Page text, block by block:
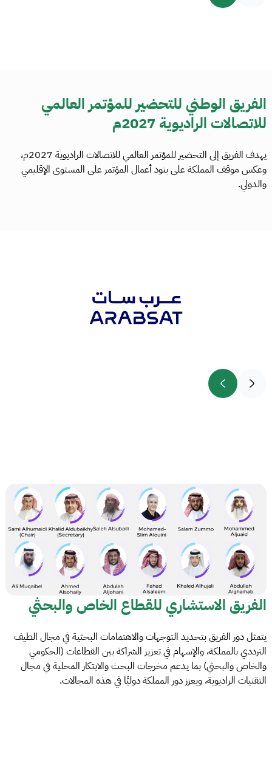
الفريق الوطني للتحضير للمؤتمر العالمي
للاتصالات الراديوية 2027م
يهدف الفريق إلى التحضير للمؤتمر العالمي للاتصالات الراديوية 2027م،
وعكس موقف المملكة على بنود أعمال المؤتمر على المستوى الإقليمي
والدولي.
الفريق الاستشاري للقطاع الخاص والبحثي
يتمثل دور الفريق بتحديد التوجهات والاهتمامات البحثية في مجال الطيف
الترددي بالمملكة، والإسهام في تعزيز الشراكة بين القطاعات (الحكومي
والخاص والبحثي) بما يدعم مخرجات البحث والابتكار المحلية في مجال
التقنيات الراديوية، ويعزز دور المملكة دوليًا في هذه المجالات.